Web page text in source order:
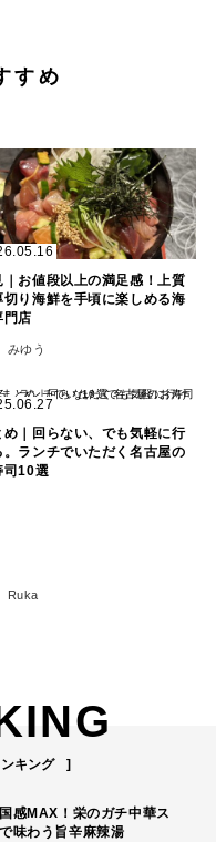
すめ
｜お値段以上の満足感！上質
切り海鮮を手頃に楽しめる海
門店
みゆう
め｜回らない、でも気軽に行
。ランチでいただく名古屋の
司10選
Ruka
キング
感MAX！栄のガチ中華ス
味わう旨辛麻辣湯